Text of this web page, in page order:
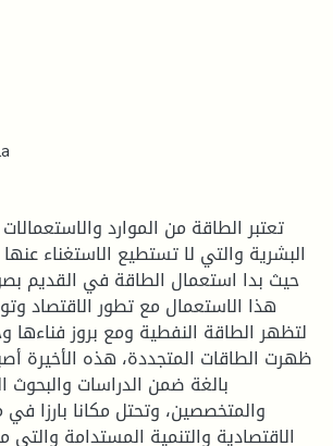
تعتبر الطاقة من الموارد
البشرية والتي لا تستطيع الاستغناء
حيث بدا استعمال الطاقة في القديم
هذا الاستعمال مع تطور الاقتصاد
لتظهر الطاقة النفطية ومع بروز فناءها
ظهرت الطاقات المتجددة، هذه الأخيرة
بالغة ضمن الدراسات والبحوث
والمتخصصين، وتحتل مكانا بارزا
الاقتصادية والتنمية المستدامة